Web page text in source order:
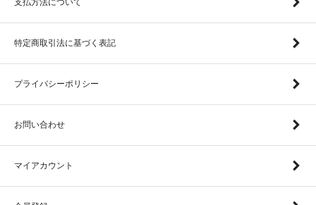
支払方法について
特定商取引法に基づく表記
プライバシーポリシー
お問い合わせ
マイアカウント